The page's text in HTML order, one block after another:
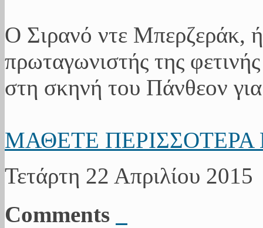
Ο Σιρανό ντε Μπερζεράκ,
πρωταγωνιστής της
στη σκηνή του Πάνθεον
ΜΑΘΕΤΕ
Τετάρτη 22 Απριλίου 2015
Comments